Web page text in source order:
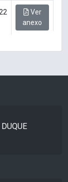
Ver
anexo